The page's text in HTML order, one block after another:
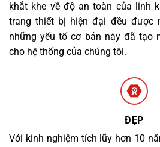
khắt khe về độ an toàn của linh
trang thiết bị hiện đại đều được
những yếu tố cơ bản này đã tạo
cho hệ thống của chúng tôi.
ĐẸP
Với kinh nghiệm tích lũy hơn 10